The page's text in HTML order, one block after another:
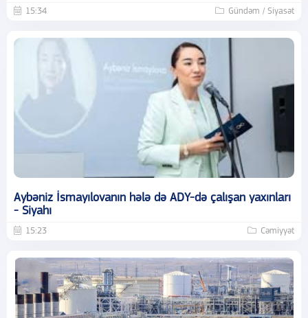
15:34 Gündəm / Siyasət
Aybəniz İsmayılovanın hələ də ADY-də çalışan yaxınları
- Siyahı
15:23 Cəmiyyət